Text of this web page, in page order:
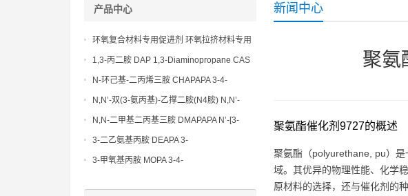
新闻中心
聚氨
聚氨酯催化剂9727的概述
聚氨酯（polyurethane, pu）
域。其优异的物理性能、化学
原材料的选择，还与催化剂的
产品中心
环氧复合材料专用促进剂 环氧拉挤材料专用
促进剂 NT EP 120
1,3-丙二胺 DAP 1,3-Diaminopropane CAS
No 109-76-2
N-环己基-二丙烯三胺 CHAPAPA 3-4-
Methoxypropylamine CAS No:5332-73-0
N,N’-双(3-氨丙基)-乙撑二胺(N4胺) N,N’-
Bis(3-aminopropyl)-ethylenediamine CAS
No10563-26-5
N,N-二甲基二丙基三胺 DMAPAPA N’-[3-
(dimethylamino)propyllpropane-1,3-
diamine CAS No10563-29-8
3-二乙氨基丙胺 DEAPA 3-
(Diethylamino)propylamine CAS No 104-
3-甲氧基丙胺 MOPA 3-4-